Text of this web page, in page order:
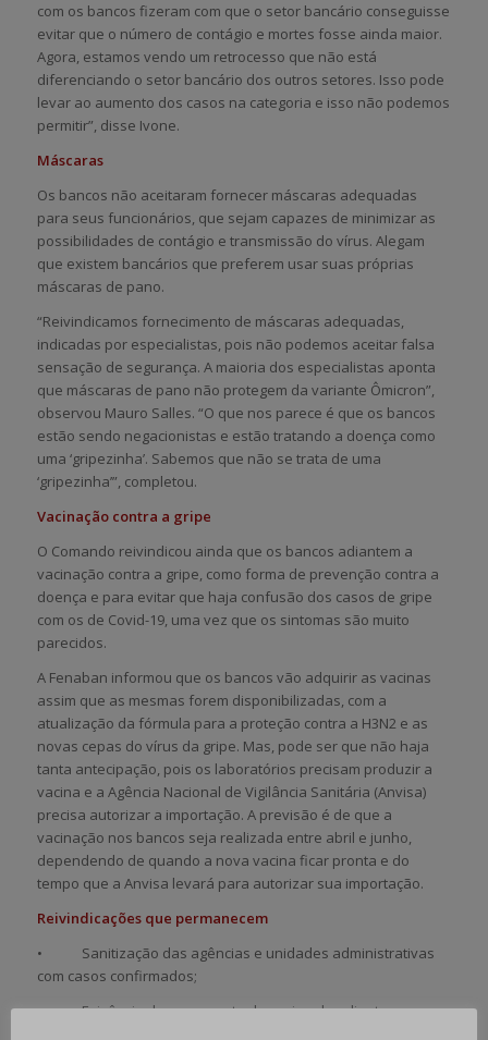
com os bancos fizeram com que o setor bancário conseguisse
evitar que o número de contágio e mortes fosse ainda maior.
Agora, estamos vendo um retrocesso que não está
diferenciando o setor bancário dos outros setores. Isso pode
levar ao aumento dos casos na categoria e isso não podemos
permitir”, disse Ivone.
Máscaras
Os bancos não aceitaram fornecer máscaras adequadas
para seus funcionários, que sejam capazes de minimizar as
possibilidades de contágio e transmissão do vírus. Alegam
que existem bancários que preferem usar suas próprias
máscaras de pano.
“Reivindicamos fornecimento de máscaras adequadas,
indicadas por especialistas, pois não podemos aceitar falsa
sensação de segurança. A maioria dos especialistas aponta
que máscaras de pano não protegem da variante Ômicron”,
observou Mauro Salles. “O que nos parece é que os bancos
estão sendo negacionistas e estão tratando a doença como
uma ‘gripezinha’. Sabemos que não se trata de uma
‘gripezinha’”, completou.
Vacinação contra a gripe
O Comando reivindicou ainda que os bancos adiantem a
vacinação contra a gripe, como forma de prevenção contra a
doença e para evitar que haja confusão dos casos de gripe
com os de Covid-19, uma vez que os sintomas são muito
parecidos.
A Fenaban informou que os bancos vão adquirir as vacinas
assim que as mesmas forem disponibilizadas, com a
atualização da fórmula para a proteção contra a H3N2 e as
novas cepas do vírus da gripe. Mas, pode ser que não haja
tanta antecipação, pois os laboratórios precisam produzir a
vacina e a Agência Nacional de Vigilância Sanitária (Anvisa)
precisa autorizar a importação. A previsão é de que a
vacinação nos bancos seja realizada entre abril e junho,
dependendo de quando a nova vacina ficar pronta e do
tempo que a Anvisa levará para autorizar sua importação.
Reivindicações que permanecem
• Sanitização das agências e unidades administrativas
com casos confirmados;
• Exigência do passaporte da vacina dos clientes;